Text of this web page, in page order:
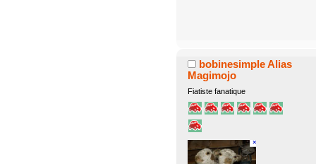
bobinesimple Alias
Magimojo
Fiatiste fanatique